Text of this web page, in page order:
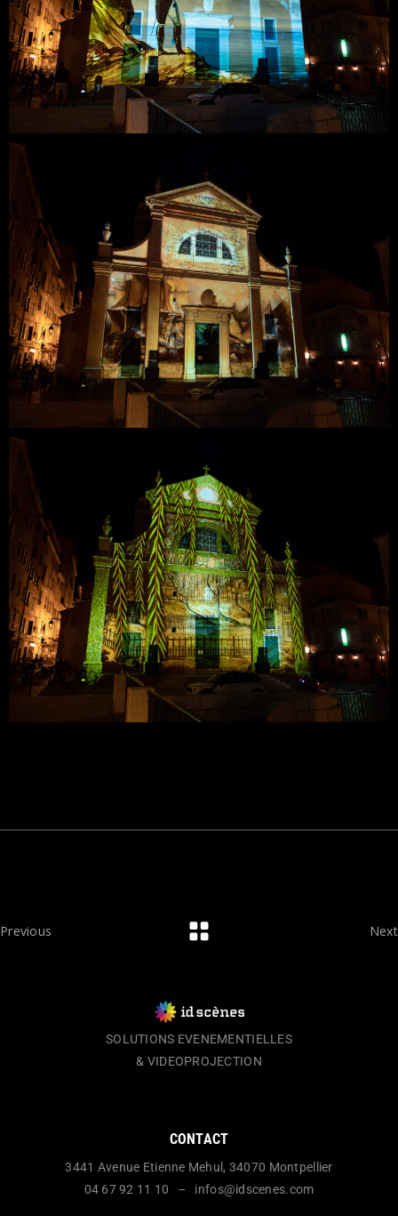
Previous Next
SOLUTIONS EVENEMENTIELLES
& VIDEOPROJECTION
CONTACT
3441 Avenue Etienne Mehul, 34070 Montpellier
04 67 92 11 10 – infos@idscenes.com